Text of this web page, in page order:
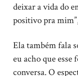
deixar a vida do
positivo pra
Ela também fala
eu acho que
conversa. O